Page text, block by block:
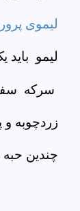
لیموی
لیمو
سرکه
زردچوبه
چندین حبه